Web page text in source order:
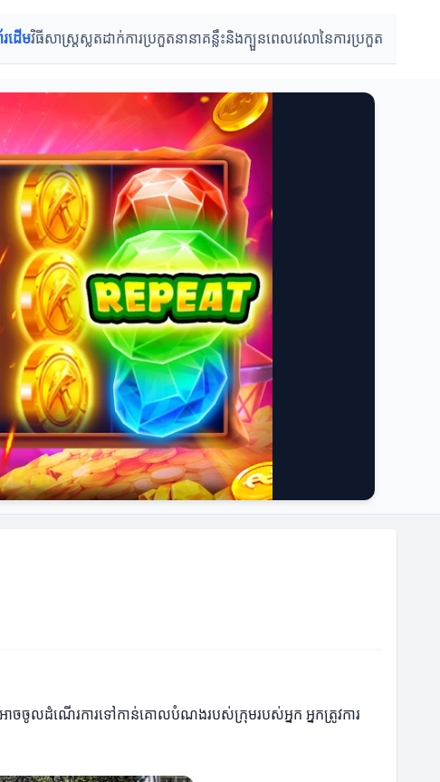
ដើមវិធីសាស្រ្តស្លតដាក់ការប្រកួតនានាគន្លឹះនិងក្បួនពេលវេលានៃការប្រកួត
ាចចូលដំណើរការទៅកាន់គោលបំណងរបស់ក្រុមរបស់អ្នក អ្នកត្រូវការ